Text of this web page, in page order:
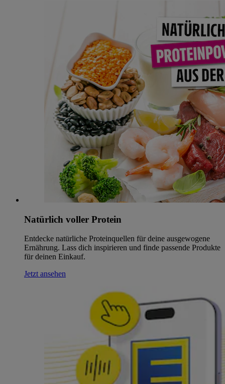
Natürlich voller Protein
Entdecke natürliche Proteinquellen für deine ausgewogene
Ernährung. Lass dich inspirieren und finde passende Produkte
für deinen Einkauf.
Jetzt ansehen